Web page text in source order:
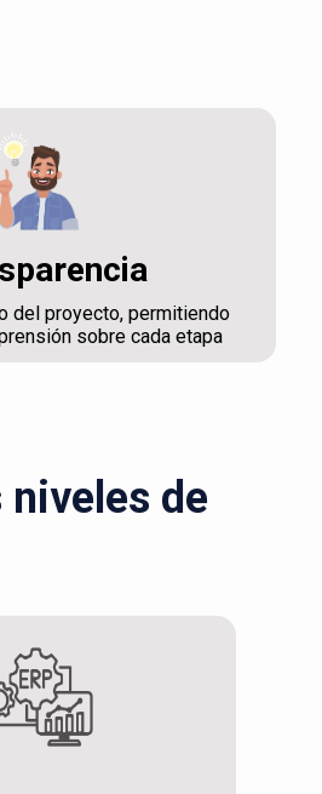
del proyecto, permitiendo
sobre cada etapa
de